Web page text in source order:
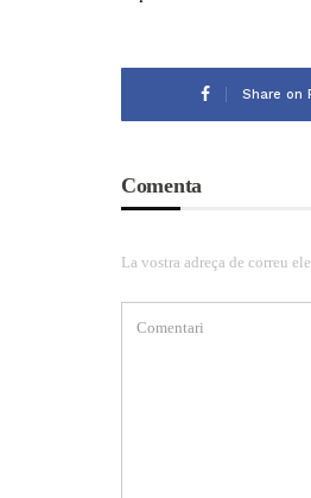
Share on
Comenta
La vostra adreça de correu